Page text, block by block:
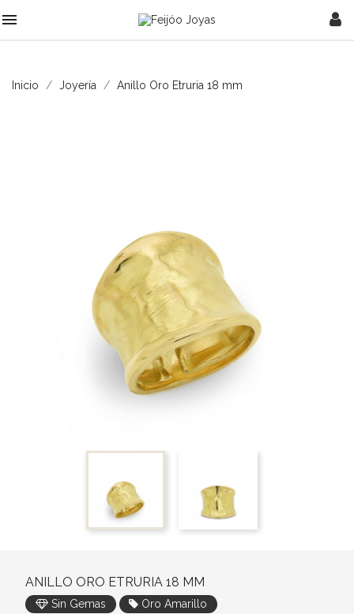

Inicio Joyería Anillo Oro Etruria 18 mm
ANILLO ORO ETRURIA 18 MM
Sin Gemas Oro Amarillo